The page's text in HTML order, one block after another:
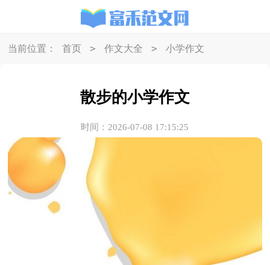
当前位置： 首页 > 作文大全 > 小学作文
散步的小学作文
时间：2026-07-08 17:15:25